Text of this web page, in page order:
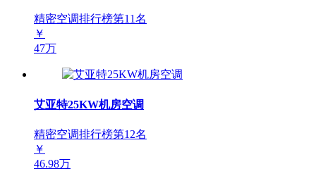
精密空调排行榜第11名
￥
47万
艾亚特25KW机房空调
精密空调排行榜第12名
￥
46.98万